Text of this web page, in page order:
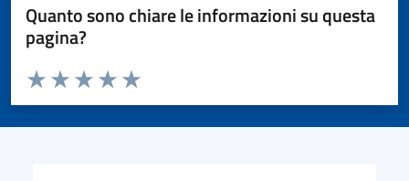
Quanto sono chiare le informazioni su questa
pagina?
Valuta da 1 a 5 stelle la pagina
Valuta 5 stelle su 5
Valuta 4 stelle su 5
Valuta 3 stelle su 5
Valuta 2 stelle su 5
Valuta 1 stelle su 5